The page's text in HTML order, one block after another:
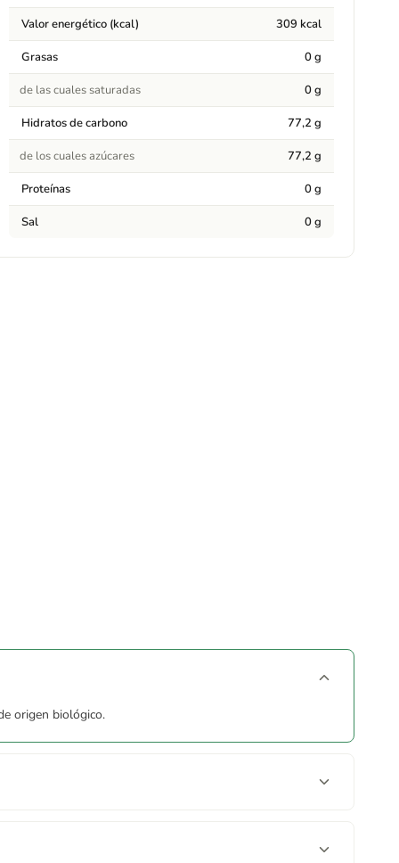
Valor energético (kcal) 309 kcal
Grasas 0 g
de las cuales saturadas 0 g
Hidratos de carbono 77,2 g
de los cuales azúcares 77,2 g
Proteínas 0 g
Sal 0 g
origen biológico.